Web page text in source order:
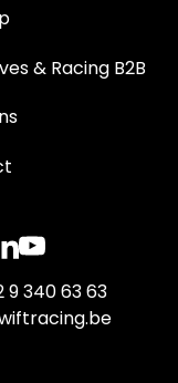
& Racing B2B
9 340 63 63